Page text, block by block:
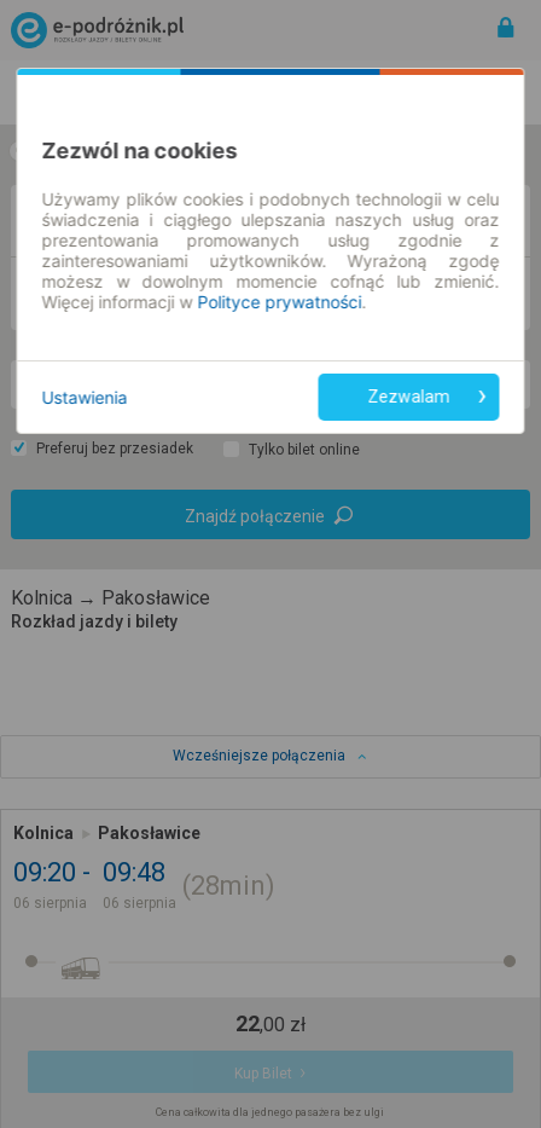
w jedną stronę w obie strony
Z
DO
cz. 6 sie.
Preferuj bez przesiadek Tylko bilet online
Znajdź połączenie
Kolnica → Pakosławice
Rozkład jazdy i bilety
Wcześniejsze połączenia
Kolnica Pakosławice
09:20
06 sierpnia
09:48
06 sierpnia
28min
22,00 zł
Kup Bilet
Cena całkowita dla jednego pasażera bez ulgi
Zezwól na cookies
Używamy plików cookies i podobnych technologii w celu
świadczenia i ciągłego ulepszania naszych usług oraz
prezentowania promowanych usług zgodnie z
zainteresowaniami użytkowników. Wyrażoną zgodę
możesz w dowolnym momencie cofnąć lub zmienić.
Więcej informacji w Polityce prywatności.
Ustawienia Zezwalam